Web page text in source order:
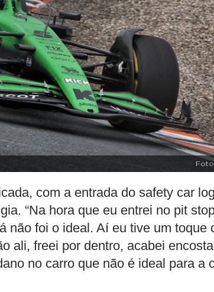
com a entrada do safety car
“Na hora que eu entrei no pit
não foi o ideal. Aí eu tive um toque
ali, freei por dentro, acabei
no carro que não é ideal para a